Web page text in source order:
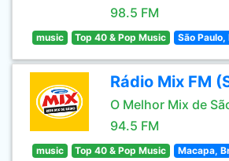
98.5 FM
music Top 40 & Pop Music São Paulo,
Rádio Mix FM
O Melhor Mix de
94.5 FM
music Top 40 & Pop Music Macapa,